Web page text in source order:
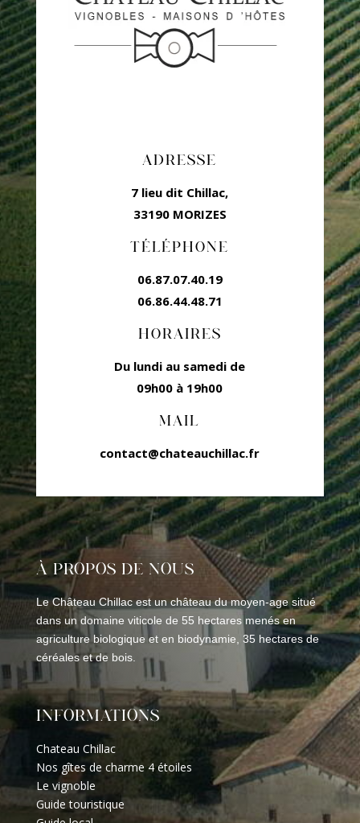
ADRESSE
7 lieu dit Chillac,
33190 MORIZES
TÉLÉPHONE
06.87.07.40.19
06.86.44.48.71
HORAIRES
Du lundi au samedi de
09h00 à 19h00
MAIL
contact@chateauchillac.fr
À PROPOS DE NOUS
Le Château Chillac est un château du moyen-age situé
dans un domaine viticole de 55 hectares menés en
agriculture biologique et en biodynamie, 35 hectares de
céréales et de bois.
INFORMATIONS
Chateau Chillac
Nos gîtes de charme 4 étoiles
Le vignoble
Guide touristique